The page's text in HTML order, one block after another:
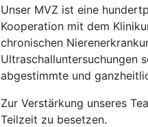
Unser MVZ ist eine
Kooperation mit dem
chronischen
Ultraschalluntersuchungen
abgestimmte und
Zur Verstärkung unseres
Teilzeit zu besetzen.